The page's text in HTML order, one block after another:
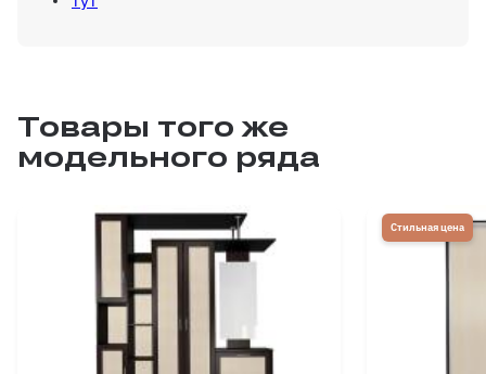
Товары того же
модельного ряда
Стильная цена